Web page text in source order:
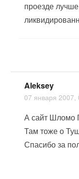
проезде
Aleksey
07 января 2007,
А сайт Шломо
Там тоже о
Спасибо за